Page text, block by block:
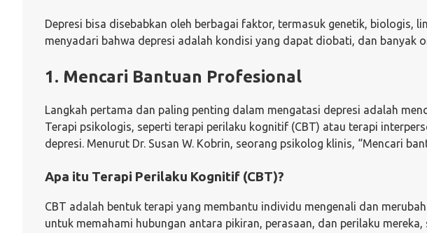
Depresi bisa disebabkan oleh berbagai faktor, termasuk genetik, biologis,
menyadari bahwa depresi adalah kondisi yang dapat diobati, dan banyak
1. Mencari Bantuan Profesional
Langkah pertama dan paling penting dalam mengatasi depresi adalah
Terapi psikologis, seperti terapi perilaku kognitif (CBT) atau terapi
depresi. Menurut Dr. Susan W. Kobrin, seorang psikolog klinis, “Mencari
Apa itu Terapi Perilaku Kognitif (CBT)?
CBT adalah bentuk terapi yang membantu individu mengenali dan
untuk memahami hubungan antara pikiran, perasaan, dan perilaku